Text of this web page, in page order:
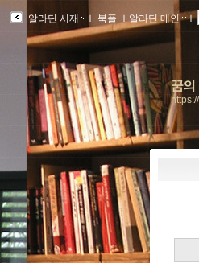
알라딘 서재 ｌ 북플 ｌ알라딘 메인 ｌ
꿈의